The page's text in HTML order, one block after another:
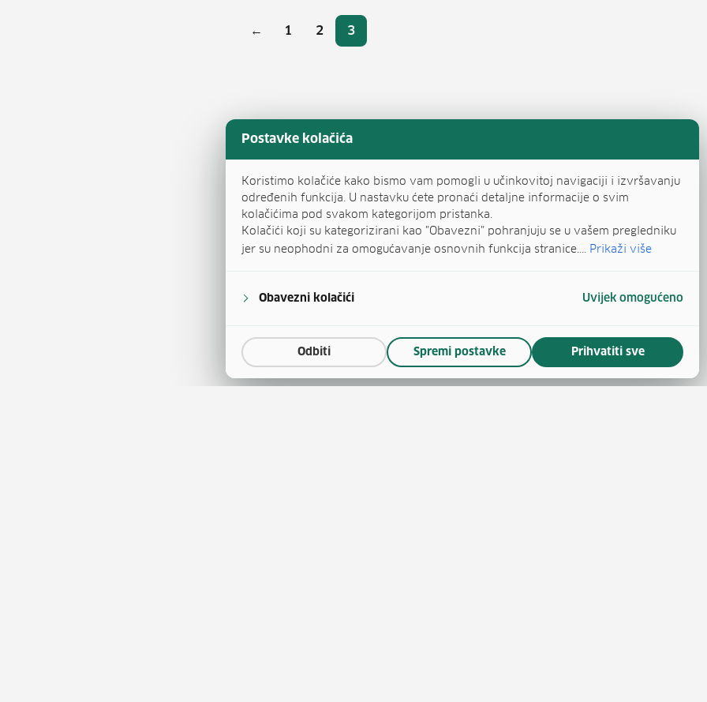
Postavke kolačića
Koristimo kolačiće kako bismo vam pomogli u učinkovitoj navigaciji i izvršavanju
određenih funkcija. U nastavku ćete pronaći detaljne informacije o svim
kolačićima pod svakom kategorijom pristanka.
Kolačići koji su kategorizirani kao "Obavezni" pohranjuju se u vašem pregledniku
jer su neophodni za omogućavanje osnovnih funkcija stranice.... Prikaži više
Obavezni kolačići Uvijek omogućeno
Odbiti Spremi postavke Prihvatiti sve
Brojevi stranica objava
← Stranica
1 Stranica
2 Stranica
3